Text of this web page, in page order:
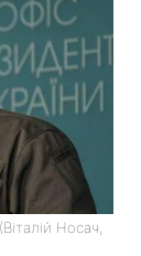
Носач,